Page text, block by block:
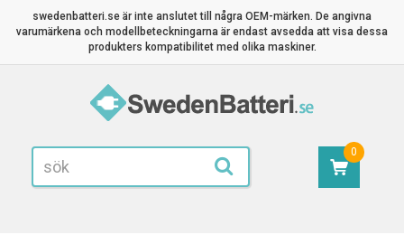
swedenbatteri.se är inte anslutet till några OEM-märken. De angivna
varumärkena och modellbeteckningarna är endast avsedda att visa dessa
produkters kompatibilitet med olika maskiner.
0